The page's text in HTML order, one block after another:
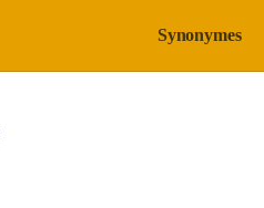
Synonymes